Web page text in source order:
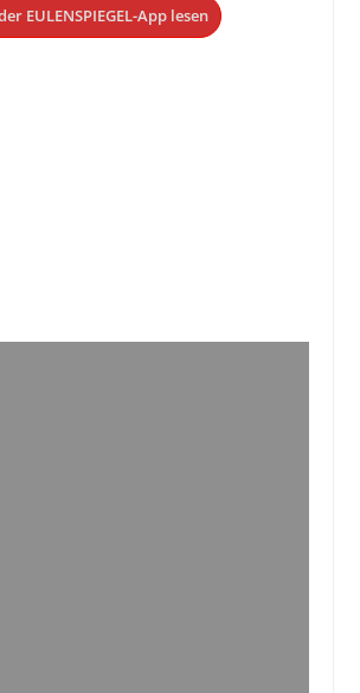
EULENSPIEGEL-App lesen